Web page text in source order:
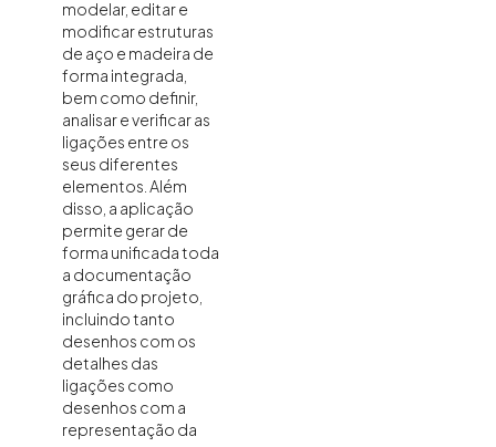
modelar, editar e
modificar estruturas
de aço e madeira de
forma integrada,
bem como definir,
analisar e verificar as
ligações entre os
seus diferentes
elementos. Além
disso, a aplicação
permite gerar de
forma unificada toda
a documentação
gráfica do projeto,
incluindo tanto
desenhos com os
detalhes das
ligações como
desenhos com a
representação da